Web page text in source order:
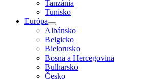
Tanzánia
Tunisko
Európa
Albánsko
Belgicko
Bielorusko
Bosna a Hercegovina
Bulharsko
Česko